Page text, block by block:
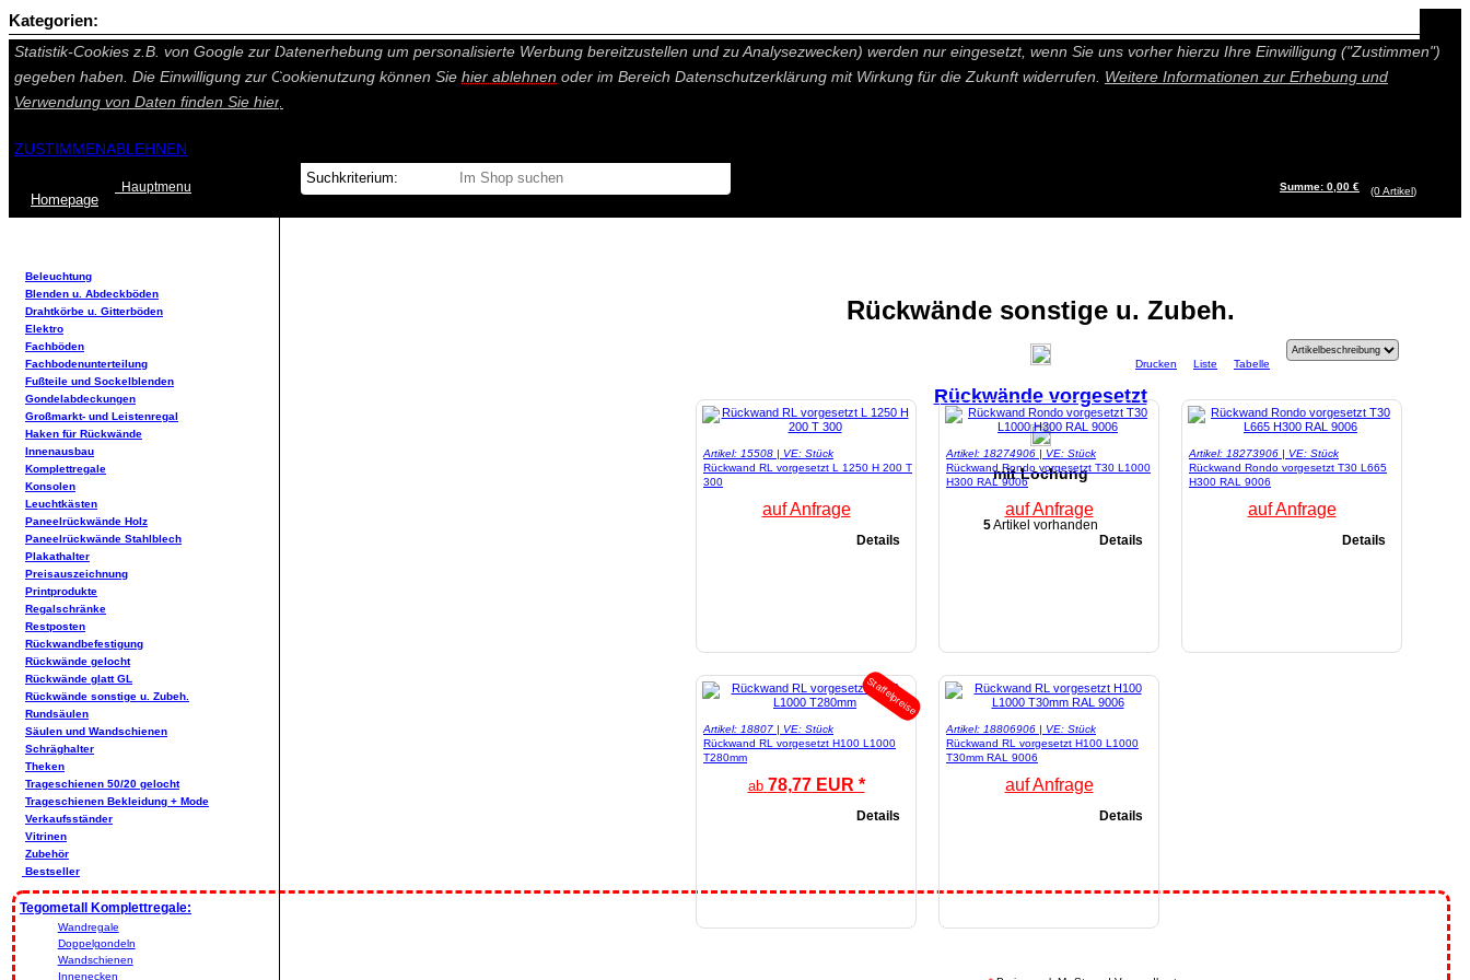
Auf dieser Seite werden technisch notwendige Cookies gesetzt. Technisch nicht notwendige Cookies und Statistik Funktionen, die Ihnen ein besseres und individuelleres Angebot bieten (Marketing- und
Statistik-Cookies z.B. von Google zur Datenerhebung um personalisierte Werbung bereitzustellen und zu Analysezwecken) werden nur eingesetzt, wenn Sie uns vorher hierzu Ihre Einwilligung ("Zustimmen")
gegeben haben. Die Einwilligung zur Cookienutzung können Sie hier ablehnen oder im Bereich Datenschutzerklärung mit Wirkung für die Zukunft widerrufen. Weitere Informationen zur Erhebung und
Verwendung von Daten finden Sie hier.
ZUSTIMMENABLEHNEN
Homepage
Hauptmenu Summe: 0,00 € (0Artikel)
Rückwände sonstige u. Zubeh.
Rückwände vorgesetzt
mit Lochung
5Artikel vorhanden
Drucken Liste Tabelle
Artikel: 15508 | VE: Stück
Rückwand RL vorgesetzt L 1250 H 200 T
300
auf Anfrage
Details
Artikel: 18274906 | VE: Stück
Rückwand Rondo vorgesetzt T30 L1000
H300 RAL 9006
auf Anfrage
Details
Artikel: 18273906 | VE: Stück
Rückwand Rondo vorgesetzt T30 L665
H300 RAL 9006
auf Anfrage
Details
Staffelpreise
Artikel: 18807 | VE: Stück
Rückwand RL vorgesetzt H100 L1000
T280mm
ab 78,77 EUR *
Details
Artikel: 18806906 | VE: Stück
Rückwand RL vorgesetzt H100 L1000
T30mm RAL 9006
auf Anfrage
Details
Kategorien:
Beleuchtung
Blenden u. Abdeckböden
Drahtkörbe u. Gitterböden
Elektro
Fachböden
Fachbodenunterteilung
Fußteile und Sockelblenden
Gondelabdeckungen
Großmarkt- und Leistenregal
Haken für Rückwände
Innenausbau
Komplettregale
Konsolen
Leuchtkästen
Paneelrückwände Holz
Paneelrückwände Stahlblech
Plakathalter
Preisauszeichnung
Printprodukte
Regalschränke
Restposten
Rückwandbefestigung
Rückwände gelocht
Rückwände glatt GL
Rückwände sonstige u. Zubeh.
Rundsäulen
Säulen und Wandschienen
Schräghalter
Theken
Trageschienen 50/20 gelocht
Trageschienen Bekleidung + Mode
Verkaufsständer
Vitrinen
Zubehör
Bestseller
Tegometall Komplettregale:
Wandregale
Doppelgondeln
Wandschienen
Innenecken